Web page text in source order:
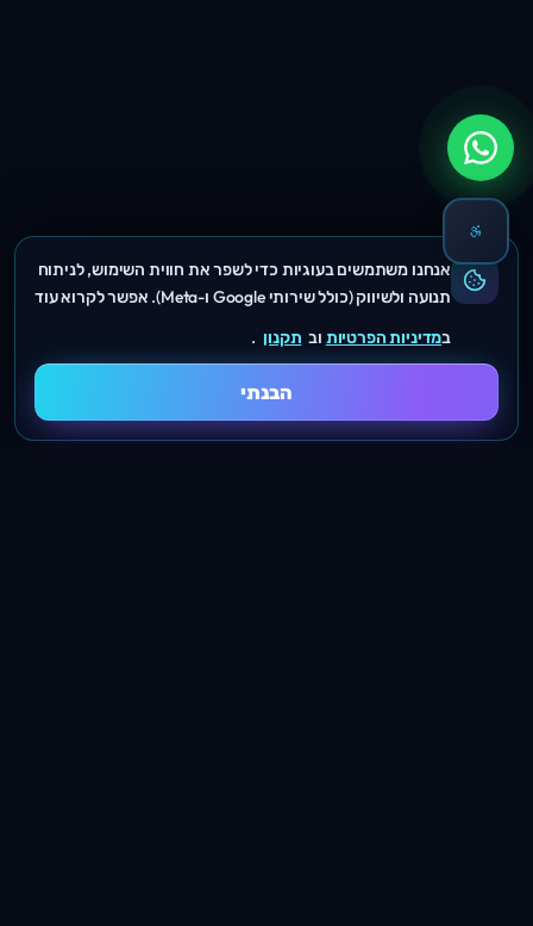
אנחנו משתמשים בעוגיות כדי לשפר את חווית השימוש, לניתוח
תנועה ולשיווק (כולל שירותי Google ו-Meta). אפשר לקרוא עוד
במדיניות הפרטיות וב תקנון .
הבנתי